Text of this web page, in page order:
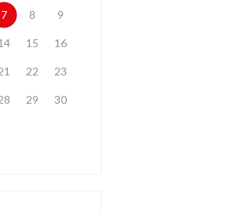
7 8 9
15 16
22 23
29 30